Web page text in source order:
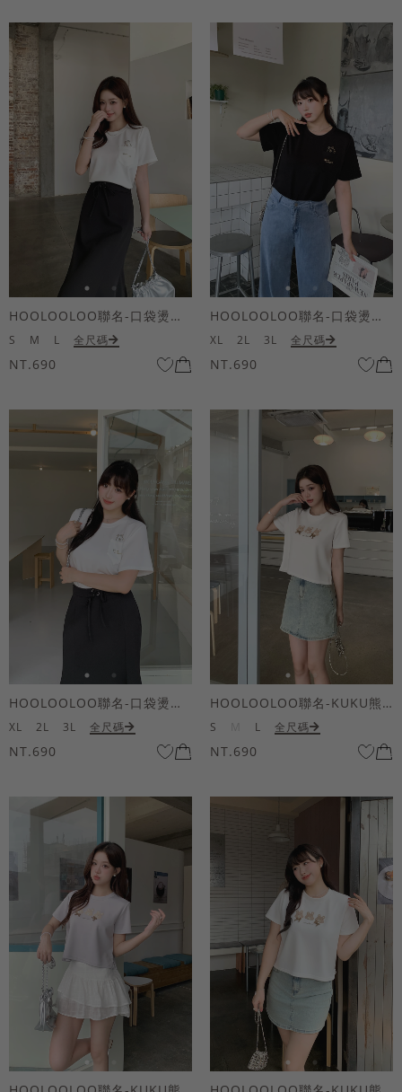
HOOLOOLOO聯名-口袋燙金KUKU熊短袖上衣
S M L 全尺碼
NT.690
HOOLOOLOO聯名-口袋燙金KUKU熊短袖上衣
XL 2L 3L 全尺碼
NT.690
HOOLOOLOO聯名-口袋燙金KUKU熊短袖上衣
XL 2L 3L 全尺碼
NT.690
HOOLOOLOO聯名-KUKU熊蝴蝶結短袖上衣
S L 全尺碼
NT.690